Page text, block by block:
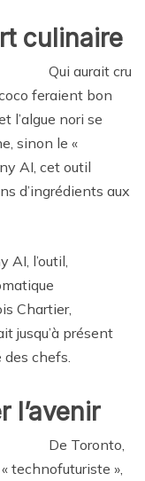
culinaire
Qui aurait cru
feraient bon
l’algue nori se
sinon le «
AI, cet outil
d’ingrédients aux
AI, l’outil,
Chartier,
jusqu’à présent
chefs.
l’avenir
De Toronto,
technofuturiste »,